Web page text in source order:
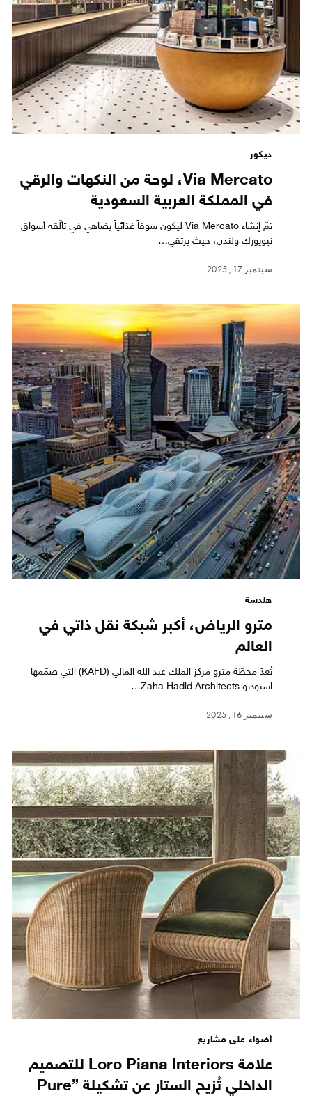
ديكور
Via Mercato، لوحة من النكهات والرقي
في المملكة العربية السعودية
تمَّ إنشاء Via Mercato ليكون سوقاً غذائياً يضاهي في تألّقه أسواق
نيويورك ولندن، حيث يرتقي…
سبتمبر 17, 2025
هندسة
مترو الرياض، أكبر شبكة نقل ذاتي في
العالم
تُعدّ محطّة مترو مركز الملك عبد الله المالي (KAFD) التي صمّمها
استوديو Zaha Hadid Architects…
سبتمبر 16, 2025
أضواء على مشاريع
علامة Loro Piana Interiors للتصميم
الداخلي تُزيح الستار عن تشكيلة ”Pure